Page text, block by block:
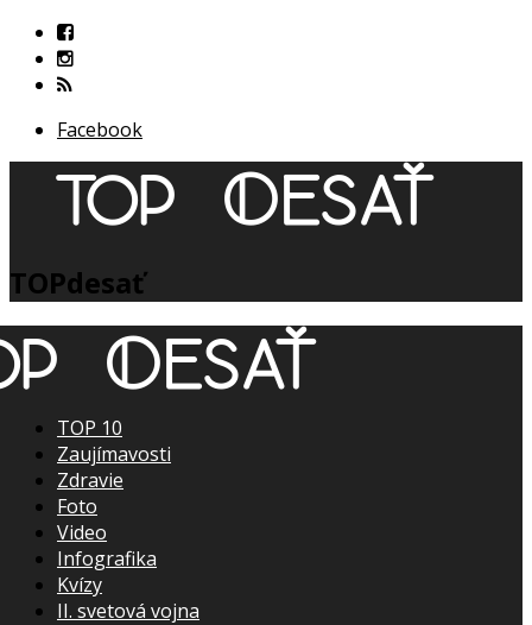
Facebook
TOPdesať
TOP 10
Zaujímavosti
Zdravie
Foto
Video
Infografika
Kvízy
II. svetová vojna